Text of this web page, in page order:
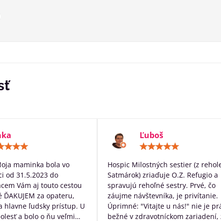
/
5
maminka bola vo
od 31.5.2023 do
Vám aj touto cestou
ĎAKUJEM za opateru,
hlavne ľudsky prístup. U
a bolo o ňu veľmi
Ľuboš
/
5
Hospic Milostných sestier (z
Satmárok) zriaďuje O.Z. Refugio a
spravujú rehoľné sestry. Prvé, čo
záujme návštevníka, je privítanie.
Úprimné: "Vitajte u nás!" nie je
bežné v zdravotníckom zariadení,